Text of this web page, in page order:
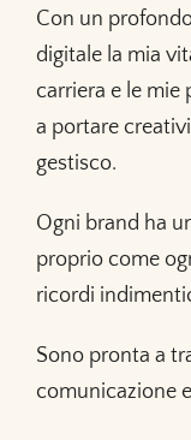
Con un
digitale la mia
carriera e le mie
a portare
gestisco.
Ogni brand ha
proprio come
ricordi
Sono pronta a
comunicazione